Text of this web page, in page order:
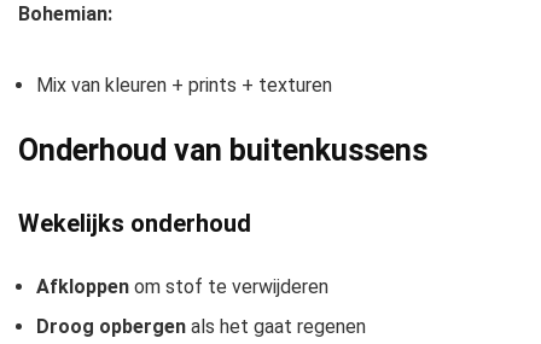
Bohemian:
Mix van kleuren + prints + texturen
Onderhoud van buitenkussens
Wekelijks onderhoud
Afkloppen om stof te verwijderen
Droog opbergen als het gaat regenen